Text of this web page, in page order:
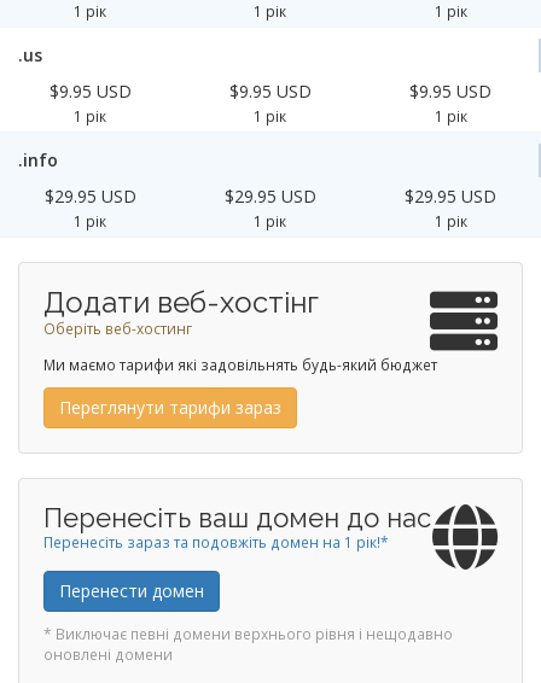
1 рік 1 рік 1 рік
.us
$9.95 USD
1 рік
$9.95 USD
1 рік
$9.95 USD
1 рік
.info
$29.95 USD
1 рік
$29.95 USD
1 рік
$29.95 USD
1 рік
Додати веб-хостінг
Оберіть веб-хостинг
Ми маємо тарифи які задовільнять будь-який бюджет
Переглянути тарифи зараз
Перенесіть ваш домен до нас
Перенесіть зараз та подовжіть домен на 1 рік!*
Перенести домен
* Виключає певні домени верхнього рівня і нещодавно
оновлені домени